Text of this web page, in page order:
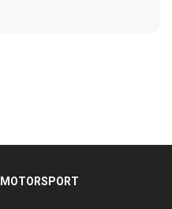
MOTORSPORT